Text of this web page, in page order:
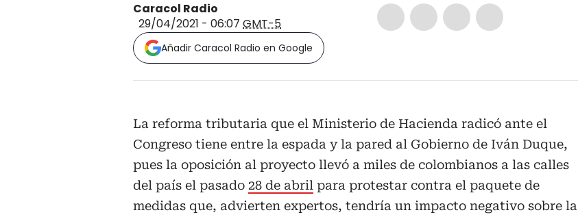
Caracol Radio
29/04/2021 - 06:07 GMT-5
Añadir Caracol Radio en Google
La reforma tributaria que el Ministerio de Hacienda radicó ante el
Congreso tiene entre la espada y la pared al Gobierno de Iván Duque,
pues la oposición al proyecto llevó a miles de colombianos a las calles
del país el pasado 28 de abril para protestar contra el paquete de
medidas que, advierten expertos, tendría un impacto negativo sobre la